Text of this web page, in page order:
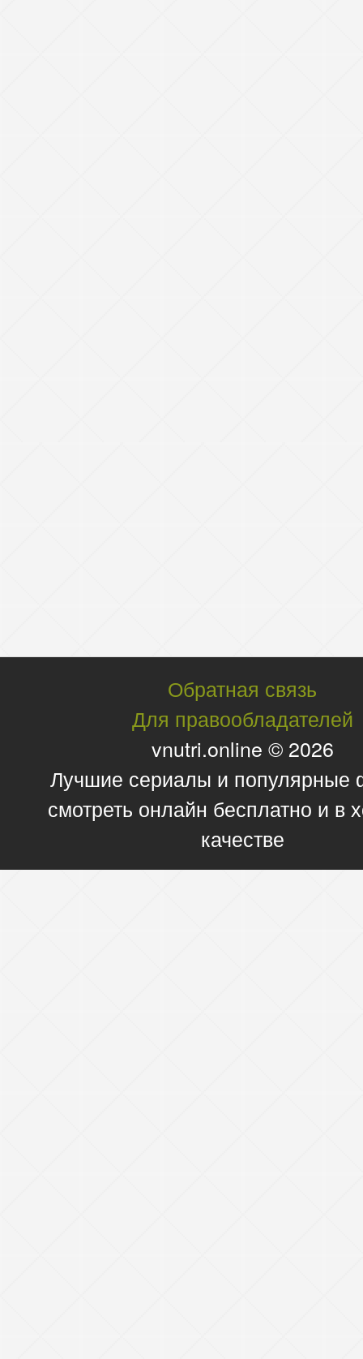
Обратная связь
Для правообладателей
vnutri.online © 2026
Лучшие сериалы и
смотреть онлайн бесплатно и в
качестве